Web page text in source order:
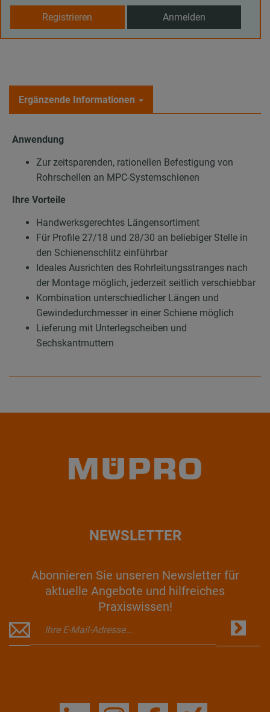
Registrieren Anmelden
Ergänzende Informationen
Anwendung
Zur zeitsparenden, rationellen Befestigung von
Rohrschellen an MPC-Systemschienen
Ihre Vorteile
Handwerksgerechtes Längensortiment
Für Profile 27/18 und 28/30 an beliebiger Stelle in
den Schienenschlitz einführbar
Ideales Ausrichten des Rohrleitungsstranges nach
der Montage möglich, jederzeit seitlich verschiebbar
Kombination unterschiedlicher Längen und
Gewindedurchmesser in einer Schiene möglich
Lieferung mit Unterlegscheiben und
Sechskantmuttern
NEWSLETTER
Abonnieren Sie unseren Newsletter für
aktuelle Angebote und hilfreiches
Praxiswissen!